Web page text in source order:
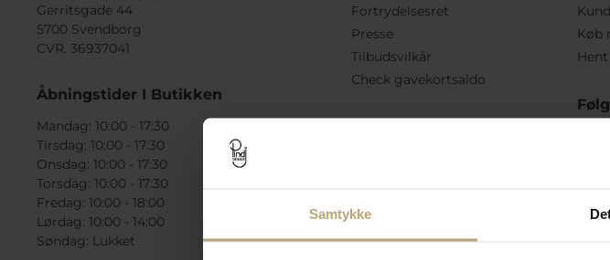
Samtykke
Gerritsgade 44
5700 Svendborg
CVR. 36937041
Åbningstider I Butikken
Mandag: 10:00 - 17:30
Tirsdag: 10:00 - 17:30
Onsdag: 10:00 - 17:30
Torsdag: 10:00 - 17:30
Fredag: 10:00 - 18:00
Lørdag: 10:00 - 14:00
Søndag: Lukket
Fortrydelsesret
Presse
Tilbudsvilkår
Check gavekortsaldo
Køb